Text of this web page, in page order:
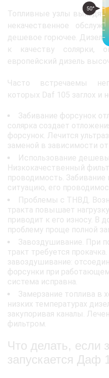
50°
Топливные узлы выходят
некачественное
дешевое горючее.
к качеству солярки,
европейский дизель
Часто встречаемы
которых Daf 105 заглох и
Забивание форсунок
солярка создает
форсунок. Лечится
заменой в зависимости
Использование
Низкокачественный
проводимость. Забивание
ситуацию, его
Проблемы с ТНВД.
тракта повышает
приводит к его износу. В
проблему проще полной
Завоздушивание. При
тракт требуется
завоздушивание:
форсунки при
система исправна.
Замерзание топлива в
низких температурах
закупоривая каналы.
фильтром.
Что делать, если
запускается Даф